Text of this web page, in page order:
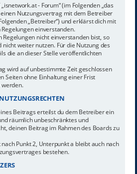
- Forum“ (im Folgenden „das
einen Nutzungsvertrag mit dem Betreiber
„Betreiber“) und erklärst dich mit
einverstanden.
Regelungen nicht einverstanden bist, so
nicht weiter nutzen. Für die Nutzung des
die an dieser Stelle veröffentlichten
wird auf unbestimmte Zeit geschlossen
Seiten ohne Einhaltung einer Frist
Beitrags erteilst du dem Betreiber ein
räumlich unbeschränktes und
deinen Beitrag im Rahmen des Boards zu
Punkt 2, Unterpunkt a bleibt auch nach
bestehen.